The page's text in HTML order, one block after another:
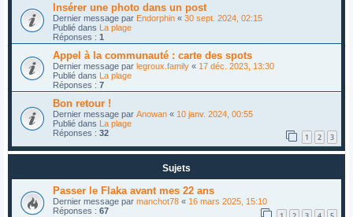
Insérer une photo dans un post
Dernier message par Endorphin « 30 sept. 2024, 02:15
Publié dans La plage
Réponses : 1
Appel à la communauté : carte des spots
Dernier message par legroux.family « 17 déc. 2023, 13:30
Publié dans La plage
Réponses : 7
Bon retour !
Dernier message par Anowan « 10 janv. 2024, 00:55
Publié dans La plage
Réponses : 32 1 2 3
Sujets
Passer le Flaka avant mes 22 ans
Dernier message par manchot78 « 16 mars 2025, 15:10
Réponses : 67